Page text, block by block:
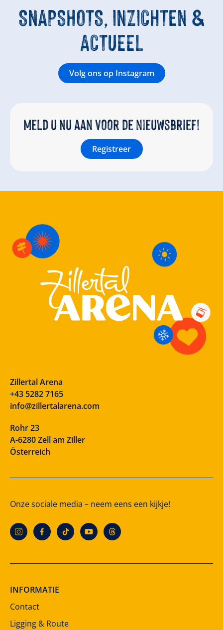
SNAPSHOTS, INZICHTEN &
ACTUEEL
Volg ons op Instagram
Meld u nu aan voor de nieuwsbrief!
Registreer
Zillertal Arena
+43 5282 7165
info@zillertalarena.com
Rohr 23
A-6280 Zell am Ziller
Österreich
Onze sociale media – neem eens een kijkje!
INFORMATIE
Contact
Ligging & Route